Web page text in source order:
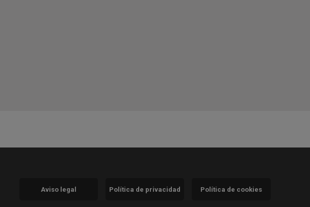
nueva)nueva)
en ventana nueva)
Aviso legal Política de privacidad Política de cookies